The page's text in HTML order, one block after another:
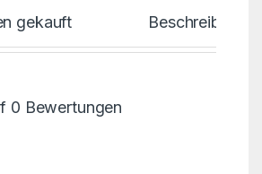
gekauft Beschreibung
0 Bewertungen